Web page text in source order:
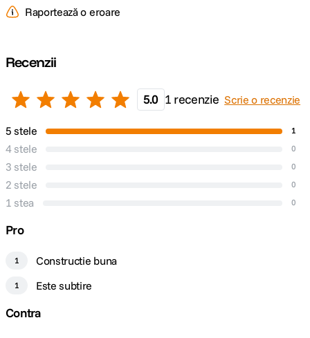
Raportează o eroare
Recenzii
5.0 1 recenzie Scrie o recenzie
5 stele 1
4 stele 0
3 stele 0
2 stele 0
1 stea 0
Pro
1 Constructie buna
1 Este subtire
Contra